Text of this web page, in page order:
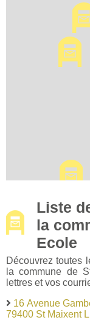
Liste
la
Ecole
Découvrez toutes
la commune de
lettres et vos
16 Avenue
79400 St Maixent